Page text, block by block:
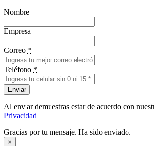
Nombre
Empresa
Correo *
Teléfono *
Enviar
Al enviar demuestras estar de acuerdo con
Privacidad
Gracias por tu mensaje. Ha sido enviado.
×